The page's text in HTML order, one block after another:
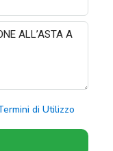
di Utilizzo